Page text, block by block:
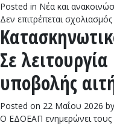
Posted in Νέα και
Δεν επιτρέπεται σχολιασμός
Σε
υποβολής
Posted on 22 Μαΐου 2026 by
Ο ΕΔΟΕΑΠ ενημερώνει τους